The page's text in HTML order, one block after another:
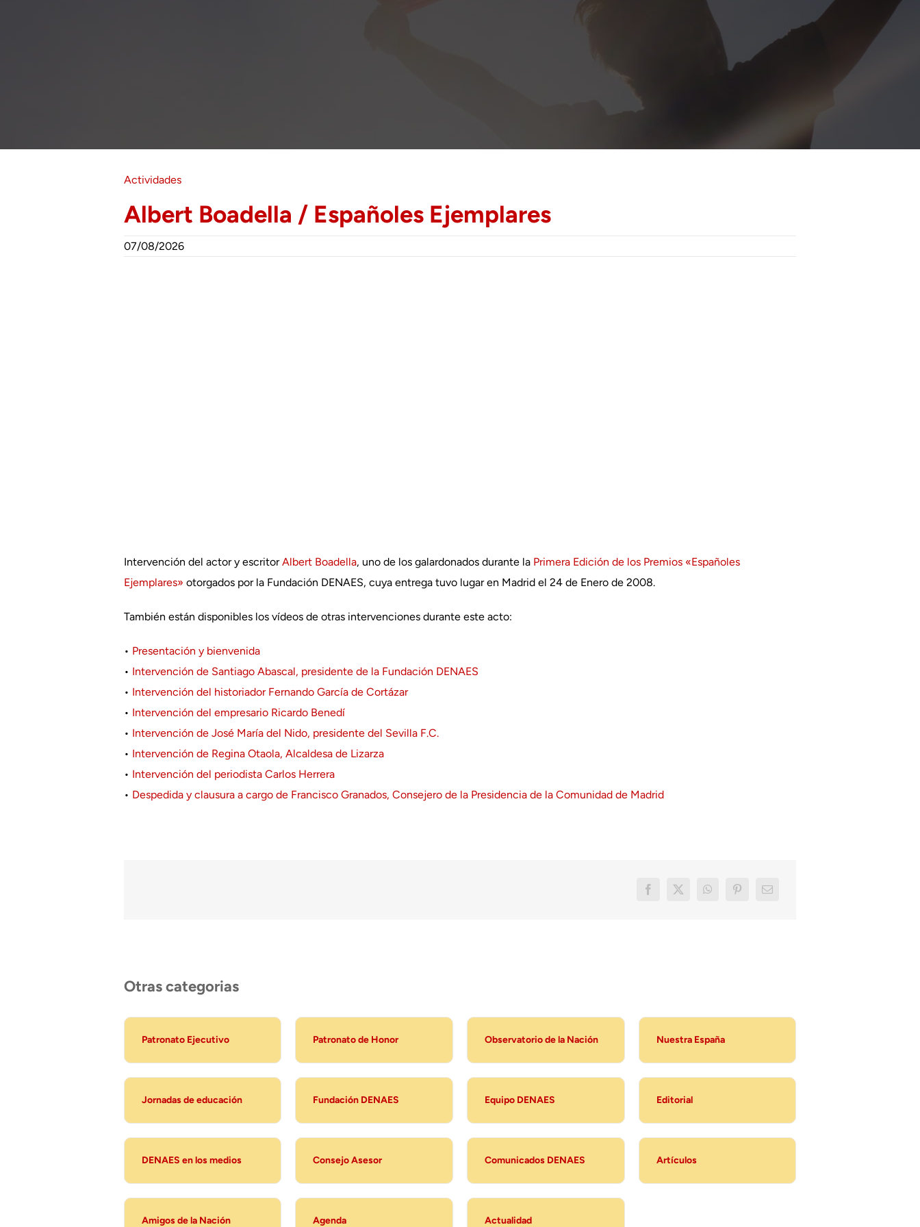
Actividades
Albert Boadella / Españoles Ejemplares
07/08/2026
Intervención del actor y escritorAlbert Boadella, uno de los galardonados durante la Primera Edición de los Premios «Españoles
Ejemplares» otorgados por la Fundación DENAES, cuya entrega tuvo lugar en Madrid el 24 de Enero de 2008.
También están disponibles los vídeos de otras intervenciones durante este acto:
• Presentación y bienvenida
• Intervención de Santiago Abascal, presidente de la Fundación DENAES
• Intervención del historiador Fernando García de Cortázar
• Intervención del empresario Ricardo Benedí
• Intervención de José María del Nido, presidente del Sevilla F.C.
• Intervención de Regina Otaola, Alcaldesa de Lizarza
• Intervención del periodista Carlos Herrera
• Despedida y clausura a cargo de Francisco Granados, Consejero de la Presidencia de la Comunidad de Madrid
Otras categorias
Patronato Ejecutivo Patronato de Honor Observatorio de la Nación Nuestra España
Jornadas de educación Fundación DENAES Equipo DENAES Editorial
DENAES en los medios Consejo Asesor Comunicados DENAES Artículos
Amigos de la Nación Agenda Actualidad